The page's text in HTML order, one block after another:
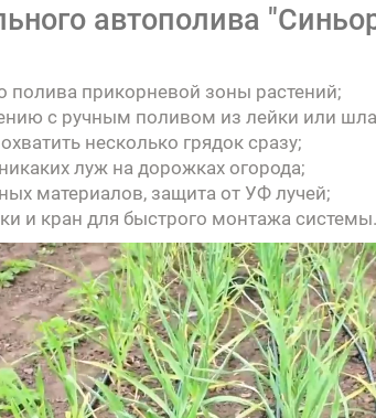
автополива
полива прикорневой зоны растений;
с ручным поливом из лейки или
несколько грядок сразу;
луж на дорожках огорода;
материалов, защита от УФ лучей;
и кран для быстрого монтажа системы.